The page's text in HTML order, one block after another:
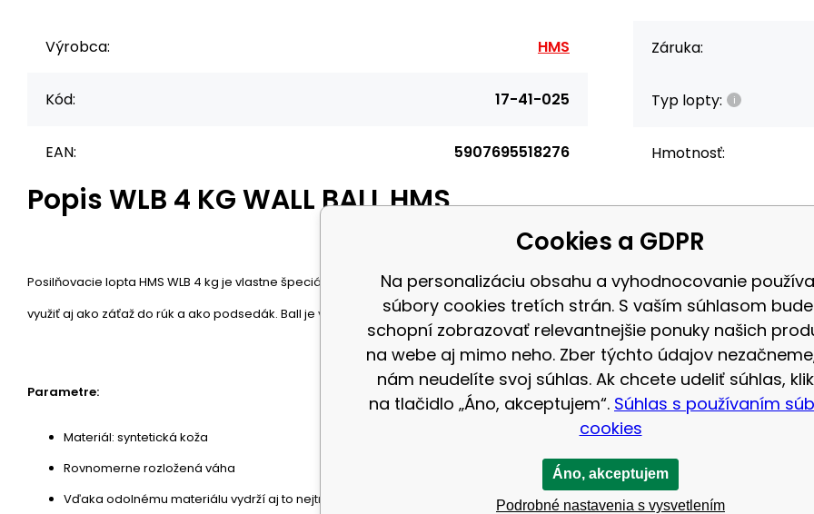
Výrobca: HMS
Kód: 17-41-025
EAN: 5907695518276
Záruka:
Typ lopty:
Hmotnosť:
PopisWLB 4 KG WALL BALL HMS
Posilňovacie lopta HMS WLB 4 kg je vlastne špeciálny medicinbal, ktorý bol vytvorený pre silové cvičenie a funkčné tréning.
využiť aj ako záťaž do rúk a ako podsedák. Ball je vyrobený zo syntetickej kože a nemá žiadne kovové prvky, ktoré by mohli
Parametre:
Materiál: syntetická koža
Rovnomerne rozložená váha
Vďaka odolnému materiálu vydrží aj to nejtrvdší zaobchádzanie
Cookies a GDPR
Na personalizáciu obsahu a vyhodnocovanie
súbory cookies tretích strán. S vaším súhlasom
schopní zobrazovať relevantnejšie ponuky našich
na webe aj mimo neho. Zber týchto údajov
nám neudelíte svoj súhlas. Ak chcete udeliť súhlas,
na tlačidlo „Áno, akceptujem“. Súhlas s používaním
cookies
Áno, akceptujem
Podrobné nastavenia s vysvetlením